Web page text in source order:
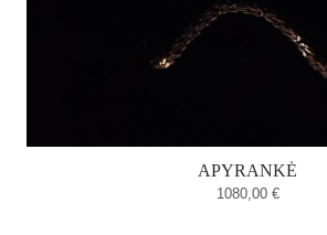
APYRANKĖ
1080,00 €